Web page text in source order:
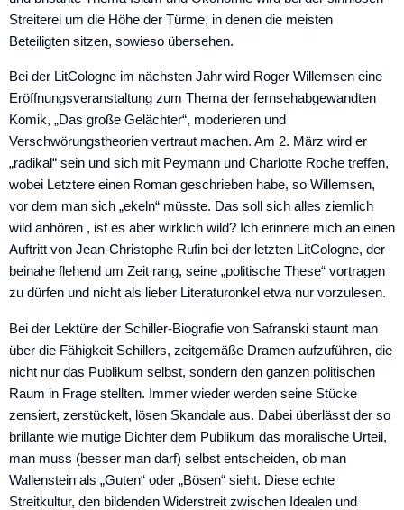
Streiterei um die Höhe der Türme, in denen die meisten
Beteiligten sitzen, sowieso übersehen.
Bei der LitCologne im nächsten Jahr wird Roger Willemsen eine
Eröffnungsveranstaltung zum Thema der fernsehabgewandten
Komik, „Das große Gelächter“, moderieren und
Verschwörungstheorien vertraut machen. Am 2. März wird er
„radikal“ sein und sich mit Peymann und Charlotte Roche treffen,
wobei Letztere einen Roman geschrieben habe, so Willemsen,
vor dem man sich „ekeln“ müsste. Das soll sich alles ziemlich
wild anhören , ist es aber wirklich wild? Ich erinnere mich an einen
Auftritt von Jean-Christophe Rufin bei der letzten LitCologne, der
beinahe flehend um Zeit rang, seine „politische These“ vortragen
zu dürfen und nicht als lieber Literaturonkel etwa nur vorzulesen.
Bei der Lektüre der Schiller-Biografie von Safranski staunt man
über die Fähigkeit Schillers, zeitgemäße Dramen aufzuführen, die
nicht nur das Publikum selbst, sondern den ganzen politischen
Raum in Frage stellten. Immer wieder werden seine Stücke
zensiert, zerstückelt, lösen Skandale aus. Dabei überlässt der so
brillante wie mutige Dichter dem Publikum das moralische Urteil,
man muss (besser man darf) selbst entscheiden, ob man
Wallenstein als „Guten“ oder „Bösen“ sieht. Diese echte
Streitkultur, den bildenden Widerstreit zwischen Idealen und